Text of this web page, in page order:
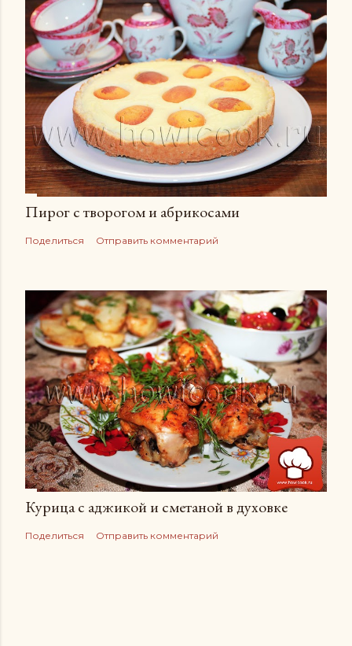
Пирог с творогом и абрикосами
Поделиться Отправить комментарий
Курица с аджикой и сметаной в духовке
Поделиться Отправить комментарий